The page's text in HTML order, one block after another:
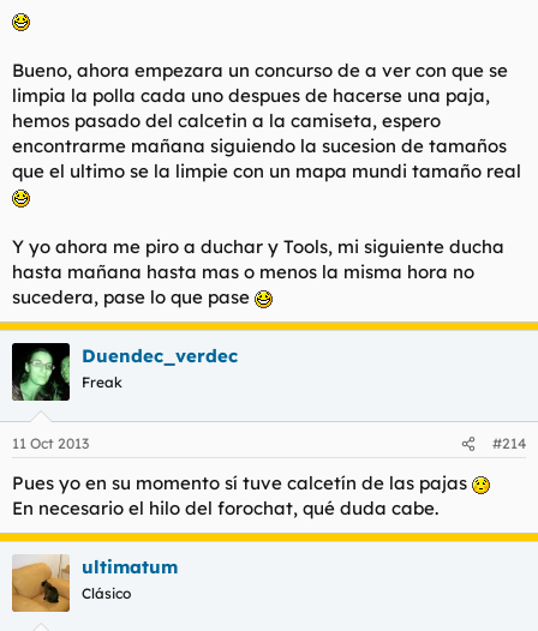
Bueno, ahora empezara un concurso de a ver con que se
limpia la polla cada uno despues de hacerse una paja,
hemos pasado del calcetin a la camiseta, espero
encontrarme mañana siguiendo la sucesion de tamaños
que el ultimo se la limpie con un mapa mundi tamaño real
Y yo ahora me piro a duchar y Tools, mi siguiente ducha
hasta mañana hasta mas o menos la misma hora no
sucedera, pase lo que pase
Duendec_verdec
Freak
11 Oct 2013 #214
Pues yo en su momento sí tuve calcetín de las pajas
En necesario el hilo del forochat, qué duda cabe.
ultimatum
Clásico